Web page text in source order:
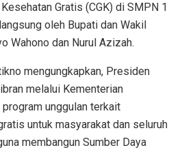
Gratis (CGK) di SMPN 1
oleh Bupati dan Wakil
Wahono dan Nurul Azizah.
mengungkapkan, Presiden
melalui Kementerian
unggulan terkait
untuk masyarakat dan seluruh
membangun Sumber Daya